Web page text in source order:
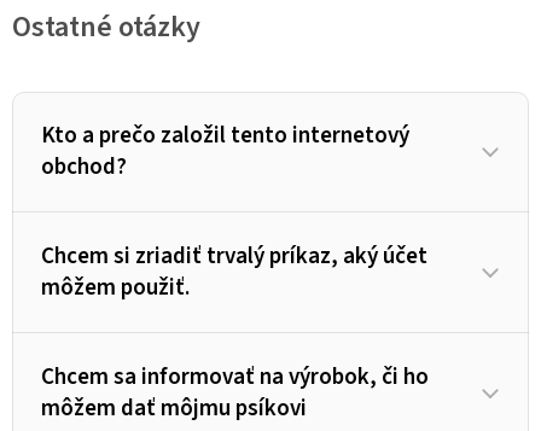
Ostatné otázky
Kto a prečo založil tento internetový
obchod?
Chcem si zriadiť trvalý príkaz, aký účet
môžem použiť.
Chcem sa informovať na výrobok, či ho
môžem dať môjmu psíkovi